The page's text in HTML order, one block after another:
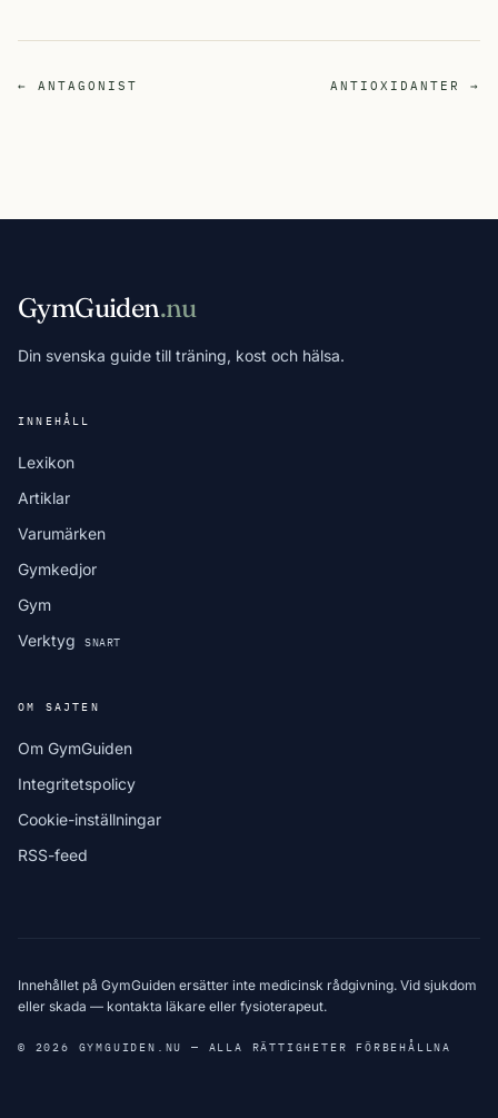
← ANTAGONIST ANTIOXIDANTER →
GymGuiden.nu
Din svenska guide till träning, kost och hälsa.
INNEHÅLL
Lexikon
Artiklar
Varumärken
Gymkedjor
Gym
Verktyg
SNART
OM SAJTEN
Om GymGuiden
Integritetspolicy
Cookie-inställningar
RSS-feed
Innehållet på GymGuiden ersätter inte medicinsk rådgivning. Vid sjukdom
eller skada — kontakta läkare eller fysioterapeut.
© 2026 GYMGUIDEN.NU — ALLA RÄTTIGHETER FÖRBEHÅLLNA